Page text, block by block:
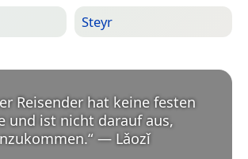
Steyr
Reisender hat keine festen
und ist nicht darauf aus,
“ — Lǎozǐ